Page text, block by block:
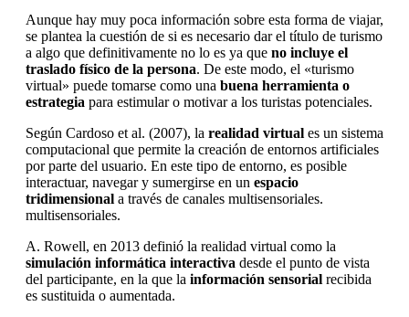
Aunque hay muy poca información sobre esta forma de viajar,
se plantea la cuestión de si es necesario dar el título de turismo
a algo que definitivamente no lo es ya que no incluye el
traslado físico de la persona. De este modo, el «turismo
virtual» puede tomarse como una buena herramienta o
estrategia para estimular o motivar a los turistas potenciales.
Según Cardoso et al. (2007), la realidad virtual es un sistema
computacional que permite la creación de entornos artificiales
por parte del usuario. En este tipo de entorno, es posible
interactuar, navegar y sumergirse en un espacio
tridimensional a través de canales multisensoriales.
multisensoriales.
A. Rowell, en 2013 definió la realidad virtual como la
simulación informática interactiva desde el punto de vista
del participante, en la que la información sensorial recibida
es sustituida o aumentada.